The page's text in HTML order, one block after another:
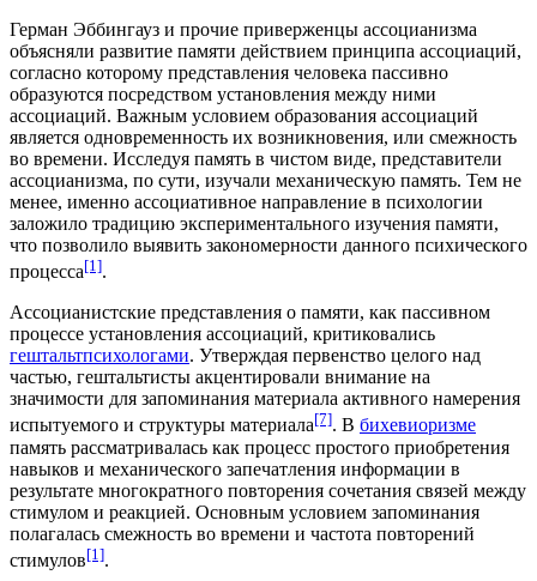
Герман Эббингауз и прочие приверженцы ассоцианизма
объясняли развитие памяти действием принципа ассоциаций,
согласно которому представления человека пассивно
образуются посредством установления между ними
ассоциаций. Важным условием образования ассоциаций
является одновременность их возникновения, или смежность
во времени. Исследуя память в чистом виде, представители
ассоцианизма, по сути, изучали механическую память. Тем не
менее, именно ассоциативное направление в психологии
заложило традицию экспериментального изучения памяти,
что позволило выявить закономерности данного психического
процесса[1].
Ассоцианистские представления о памяти, как пассивном
процессе установления ассоциаций, критиковались
гештальтпсихологами. Утверждая первенство целого над
частью, гештальтисты акцентировали внимание на
значимости для запоминания материала активного намерения
испытуемого и структуры материала[7]. В бихевиоризме
память рассматривалась как процесс простого приобретения
навыков и механического запечатления информации в
результате многократного повторения сочетания связей между
стимулом и реакцией. Основным условием запоминания
полагалась смежность во времени и частота повторений
стимулов[1].